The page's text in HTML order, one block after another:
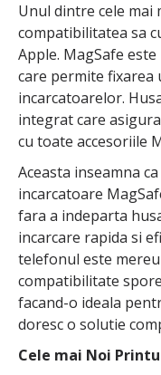
Unul dintre cele mai
compatibilitatea sa
Apple. MagSafe
care permite fixarea
incarcatoarelor.
integrat care
cu toate accesoriile
Aceasta inseamna
incarcatoare
fara a indeparta
incarcare rapida si
telefonul este
compatibilitate
facand-o ideala
doresc o solutie
Cele mai Noi